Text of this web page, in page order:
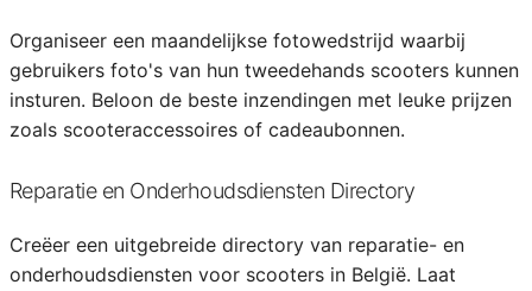
Organiseer een maandelijkse fotowedstrijd waarbij
gebruikers foto's van hun tweedehands scooters kunnen
insturen. Beloon de beste inzendingen met leuke prijzen
zoals scooteraccessoires of cadeaubonnen.
Reparatie en Onderhoudsdiensten Directory
Creëer een uitgebreide directory van reparatie- en
onderhoudsdiensten voor scooters in België. Laat